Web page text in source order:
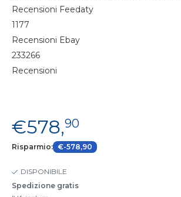
Recensioni Feedaty
1177
Recensioni Ebay
233266
Recensioni
€578,90
Risparmio: €-578,90
DISPONIBILE
Spedizione gratis